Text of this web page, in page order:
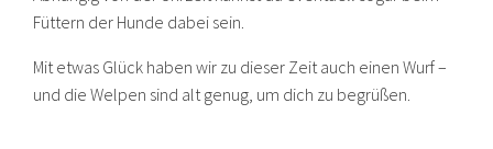
Füttern der Hunde dabei sein.
Mit etwas Glück haben wir zu dieser Zeit auch einen Wurf –
und die Welpen sind alt genug, um dich zu begrüßen.